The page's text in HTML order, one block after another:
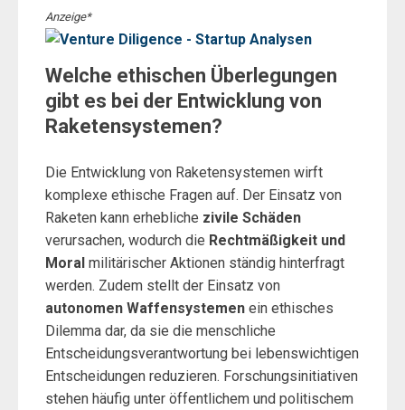
Anzeige*
Welche ethischen Überlegungen
gibt es bei der Entwicklung von
Raketensystemen?
Die Entwicklung von Raketensystemen wirft
komplexe ethische Fragen auf. Der Einsatz von
Raketen kann erhebliche zivile Schäden
verursachen, wodurch die Rechtmäßigkeit und
Moral militärischer Aktionen ständig hinterfragt
werden. Zudem stellt der Einsatz von
autonomen Waffensystemen ein ethisches
Dilemma dar, da sie die menschliche
Entscheidungsverantwortung bei lebenswichtigen
Entscheidungen reduzieren. Forschungsinitiativen
stehen häufig unter öffentlichem und politischem